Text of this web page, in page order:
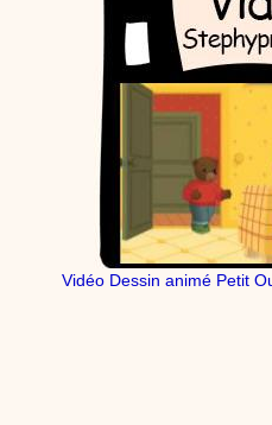
Vidéo Dessin animé Petit